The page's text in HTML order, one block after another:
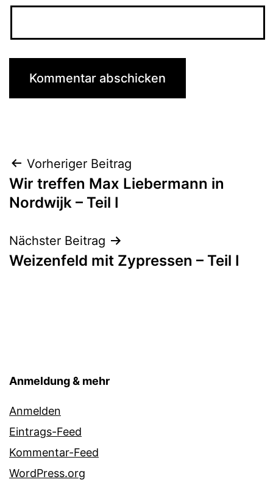
Beitragsnavigation
Vorheriger Beitrag
Wir treffen Max Liebermann in
Nordwijk – Teil I
Nächster Beitrag
Weizenfeld mit Zypressen – Teil I
Anmeldung & mehr
Anmelden
Eintrags-Feed
Kommentar-Feed
WordPress.org